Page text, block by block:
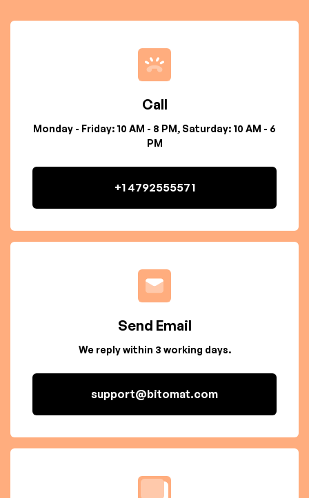
Call
Monday - Friday: 10 AM - 8 PM, Saturday: 10 AM - 6
PM
+1 4792555571
Send Email
We reply within 3 working days.
support@bitomat.com